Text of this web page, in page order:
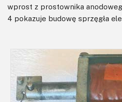
wprost z prostownika
4 pokazuje budowę sprzęgła